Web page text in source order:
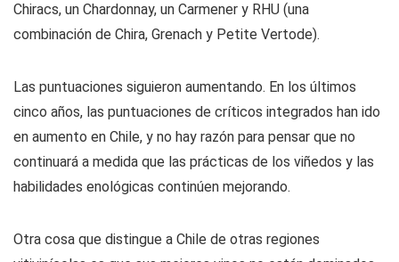
Chiracs, un Chardonnay, un Carmener y RHU (una
combinación de Chira, Grenach y Petite Vertode).
Las puntuaciones siguieron aumentando. En los últimos
cinco años, las puntuaciones de críticos integrados han ido
en aumento en Chile, y no hay razón para pensar que no
continuará a medida que las prácticas de los viñedos y las
habilidades enológicas continúen mejorando.
Otra cosa que distingue a Chile de otras regiones